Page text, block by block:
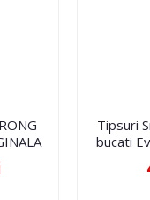
Tipsuri
bucati